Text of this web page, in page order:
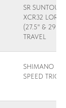
SR SUNTOUR
XCR32 LOR
(27.5" & 29")
TRAVEL
SHIMANO 11
SPEED